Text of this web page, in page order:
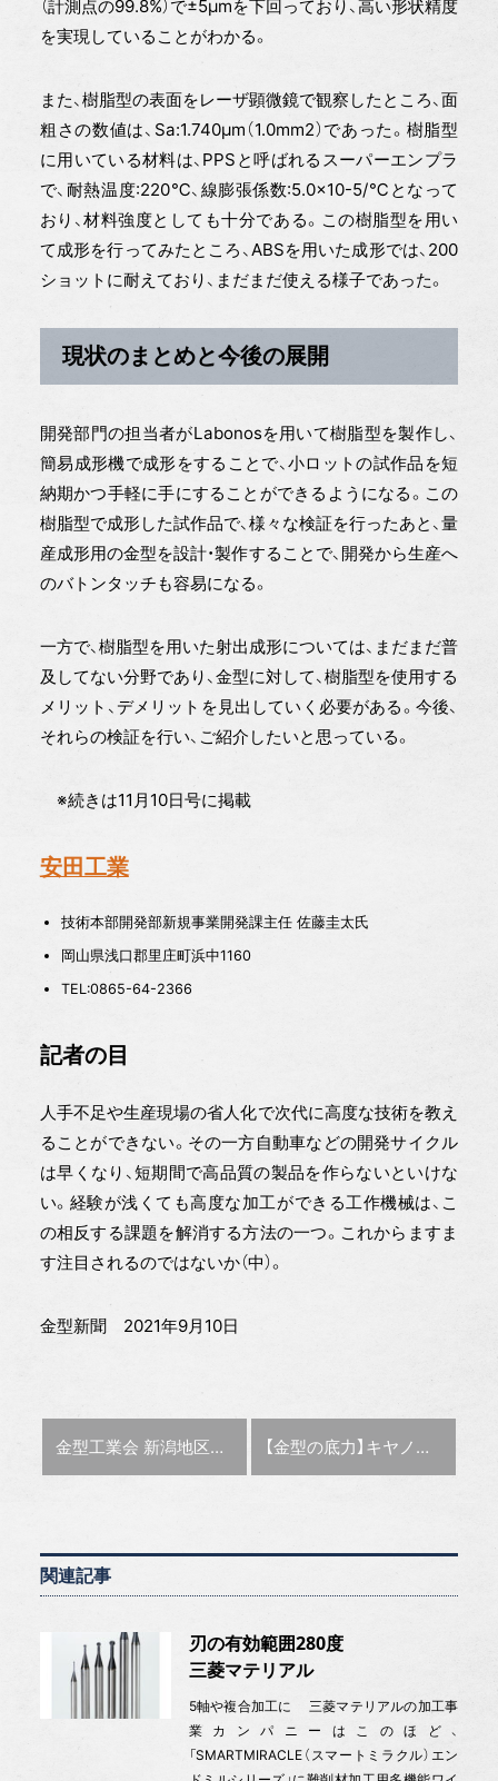
（計測点の99.8%）で±5µmを下回っており、高い形状精度
を実現していることがわかる。
また、樹脂型の表面をレーザ顕微鏡で観察したところ、面
粗さの数値は、Sa:1.740µm（1.0mm2）であった。樹脂型
に用いている材料は、PPSと呼ばれるスーパーエンプラ
で、耐熱温度:220℃、線膨張係数:5.0×10-5/℃となって
おり、材料強度としても十分である。この樹脂型を用い
て成形を行ってみたところ、ABSを用いた成形では、200
ショットに耐えており、まだまだ使える様子であった。
現状のまとめと今後の展開
開発部門の担当者がLabonosを用いて樹脂型を製作し、
簡易成形機で成形をすることで、小ロットの試作品を短
納期かつ手軽に手にすることができるようになる。この
樹脂型で成形した試作品で、様々な検証を行ったあと、量
産成形用の金型を設計・製作することで、開発から生産へ
のバトンタッチも容易になる。
一方で、樹脂型を用いた射出成形については、まだまだ普
及してない分野であり、金型に対して、樹脂型を使用する
メリット、デメリットを見出していく必要がある。今後、
それらの検証を行い、ご紹介したいと思っている。
※続きは11月10日号に掲載
安田工業
技術本部開発部新規事業開発課主任 佐藤圭太氏
岡山県浅口郡里庄町浜中1160
TEL:0865-64-2366
記者の目
人手不足や生産現場の省人化で次代に高度な技術を教え
ることができない。その一方自動車などの開発サイクル
は早くなり、短期間で高品質の製品を作らないといけな
い。経験が浅くても高度な加工ができる工作機械は、こ
の相反する課題を解消する方法の一つ。これからますま
す注目されるのではないか（中）。
金型新聞 2021年9月10日
前の記事 :
金型工業会 新潟地区会を開催 次の記事 :
【金型の底力】キヤノンモールド世界に誇れる「見通せる工場」
関連記事
刃の有効範囲280度
三菱マテリアル
5軸や複合加工に 三菱マテリアルの加工事
業カンパニーはこのほど、
「SMARTMIRACLE（スマートミラクル）エン